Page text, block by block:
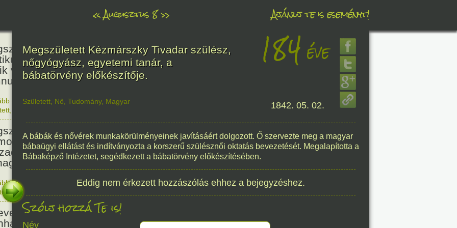
«Augusztus 8» Ajánlj te is eseményt!
Kölcsey Ferenc költő,
akadémikus, a reformkor
vezéregyénisége, a nemzeti
költője.
236éve
olvasom|1 hozzászólás, szólj Te is hozzá!
Mikes Kelemen
műfordító, a XVIII.
magyar prózairodalom
alakja.
336éve
olvasom
1 hozzászólás, szólj Te is hozzá!
,Történelem
a Pesti Magyar
Nemzeti Színháznak.
186éve
Megszületett Kézmárszky Tivadar szülész,
nőgyógyász, egyetemi tanár, a
bábatörvény előkészítője.
184 éve
Született Nő Tudomány, Magyar 1842. 05. 02.
A bábák és nővérek munkakörülményeinek javításáért dolgozott. Ő szervezte meg a magyar
bábaügyi ellátást és indítványozta a korszerű szülésznői oktatás bevezetését. Megalapította a
Bábaképző Intézetet, segédkezett a bábatörvény előkészítésében.
Eddig nem érkezett hozzászólás ehhez a bejegyzéshez.
Szólj hozzá Te is!
Név